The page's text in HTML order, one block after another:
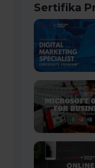
Sertifika